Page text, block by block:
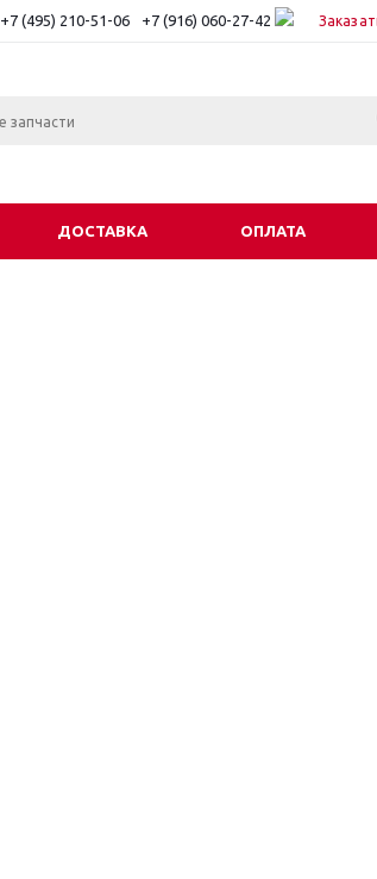
+7 (495) 210-51-06 +7 (916) 060-27-42
ДОСТАВКА ОПЛАТА